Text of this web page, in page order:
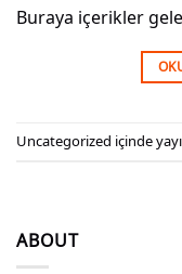
Buraya içerikler
Uncategorized içinde
ABOUT